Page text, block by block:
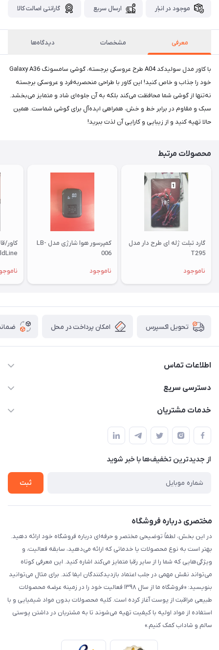
موجود در انبار ارسال سریع گارانتی اصالت کالا
معرفی مشخصات دیدگاه‌ها
با کاور مدل سولیدکد A04 طرح عروسکی برجسته، گوشی سامسونگ Galaxy A36
خود را جذاب و خاص کنید! این کاور با طراحی منحصربه‌فرد و عروسکی برجسته
نه‌تنها از گوشی شما محافظت می‌کند بلکه به آن جلوه‌ای شاد و متمایز می‌بخشد.
سبک و مقاوم در برابر خط و خش، همراهی ایده‌آل برای گوشی شماست. همین
حالا تهیه کنید و از زیبایی و کارایی آن لذت ببرید!
محصولات مرتبط
گارد تبلت ژله ای طرح دار مدل
T295
ناموجود
کمپرسور هوا شارژی مدل LB-
006
ناموجود
کاور/
9pro
تحویل اکسپرس امکان پرداخت در محل
اطلاعات تماس
09332394024-09120346631
دسترسی سریع
حساب کاربری
لیست محصولات
درباره ما
خدمات مشتریان
قوانین و مقررات
حریم خصوصی
راهنما
از جدید‌ترین تخفیف‌ها با‌ خبر شوید
ثبت
مختصری درباره فروشگاه
در این بخش، لطفاً توضیحی مختصر و حرفه‌ای درباره فروشگاه خود ارائه دهید.
بهتر است به نوع محصولات یا خدماتی که ارائه می‌دهید، سابقه فعالیت، و
ویژگی‌هایی که شما را از سایر رقبا متمایز می‌کند اشاره کنید. این معرفی کوتاه
می‌تواند نقش مهمی در جلب اعتماد بازدیدکنندگان ایفا کند. برای مثال می‌توانید
بنویسید: «فروشگاه ما از سال ۱۳۹۸ فعالیت خود را در زمینه عرضه محصولات
طبیعی مراقبت از پوست آغاز کرده است. کلیه محصولات بدون مواد شیمیایی و با
استفاده از مواد اولیه با کیفیت تهیه می‌شوند تا به مشتریان در داشتن پوستی
سالم و شاداب کمک کنیم.»